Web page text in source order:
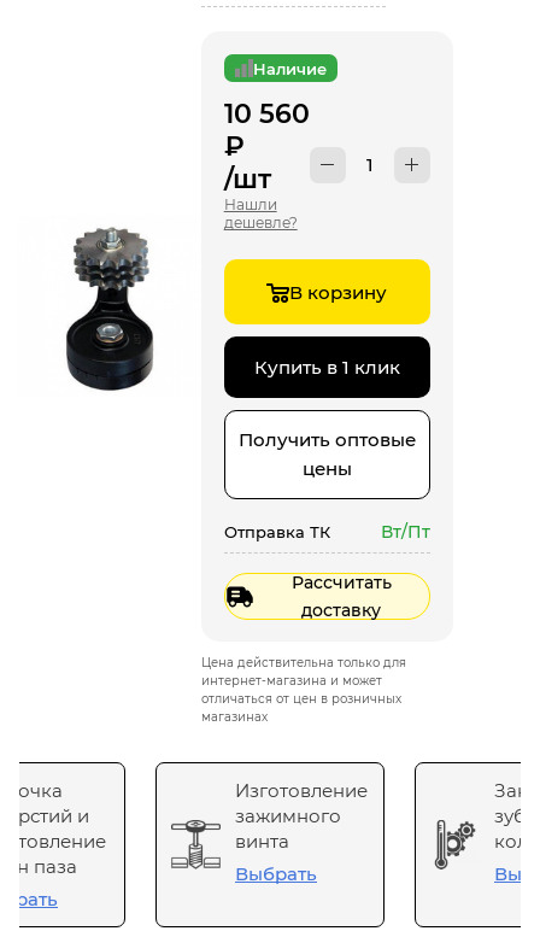
Наличие
10 560
₽
/шт
Нашли
дешевле?
В корзину
Купить в 1 клик
Получить оптовые
цены
Отправка ТК Вт/Пт
Рассчитать
доставку
Цена действительна только для
интернет-магазина и может
отличаться от цен в розничных
магазинах
и
паза
Изготовление
зажимного
винта
Выбрать